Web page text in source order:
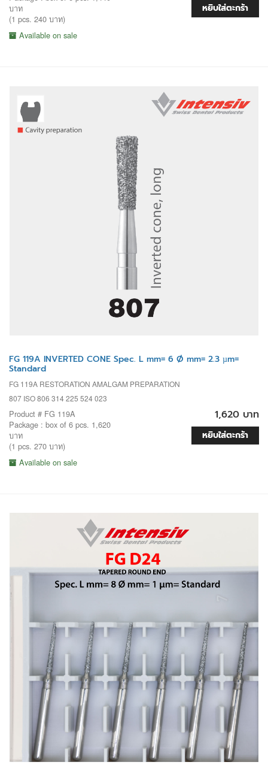
บาท
(1 pcs. 240 บาท)
Available on sale
หยิบใส่ตะกร้า
FG 119A INVERTED CONE Spec. L mm= 6 Ø mm= 2.3 µm=
Standard
FG 119A RESTORATION AMALGAM PREPARATION
807 ISO 806 314 225 524 023
Product # FG 119A
Package : box of 6 pcs. 1,620
บาท
(1 pcs. 270 บาท)
Available on sale
1,620 บาท
หยิบใส่ตะกร้า